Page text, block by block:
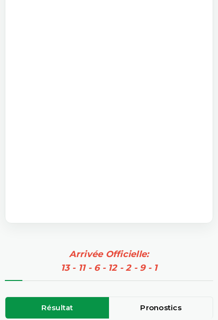
Arrivée Officielle:
13 - 11 - 6 - 12 - 2 - 9 - 1
Résultat Pronostics